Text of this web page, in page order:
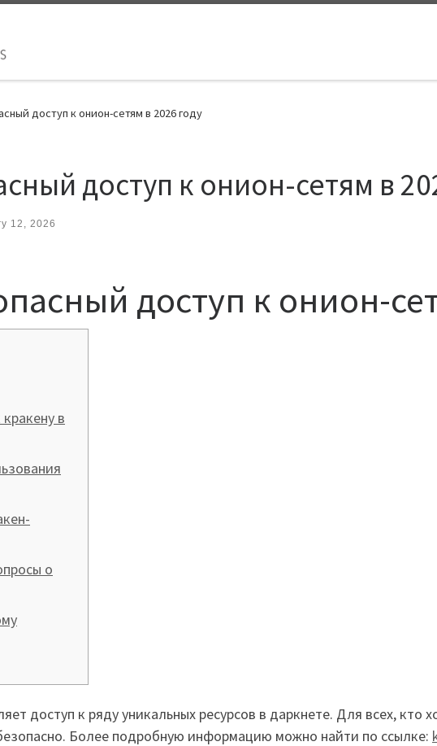
доступ к онион-сетям в 2026 году
доступ к онион-сетям в
12, 2026
доступ к онион-
в
о
доступ к ряду уникальных ресурсов в даркнете. Для всех, кто
Более подробную информацию можно найти по ссылке: